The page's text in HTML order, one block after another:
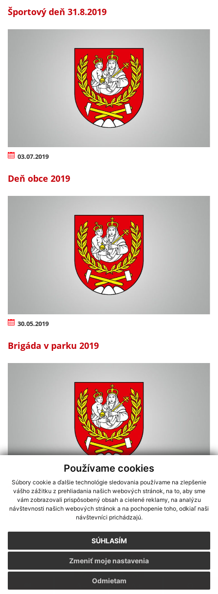
Používame cookies
Súbory cookie a ďalšie technológie sledovania používame na zlepšenie
vášho zážitku z prehliadania našich webových stránok, na to, aby sme
vám zobrazovali prispôsobený obsah a cielené reklamy, na analýzu
návštevnosti našich webových stránok a na pochopenie toho, odkiaľ naši
návštevníci prichádzajú.
SÚHLASÍM
Odmietam
Zmeniť moje nastavenia
Športový deň 31.8.2019
03.07.2019
Deň obce 2019
30.05.2019
Brigáda v parku 2019
30.05.2019
Deň matiek 2019